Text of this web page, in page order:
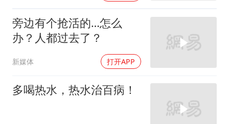
旁边有个抢活的…怎么
办？人都过去了？
新媒体 打开APP
多喝热水，热水治百病！